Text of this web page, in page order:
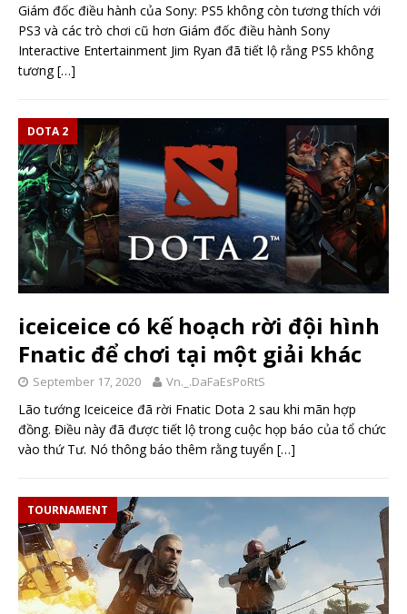
Giám đốc điều hành của Sony: PS5 không còn tương thích với
PS3 và các trò chơi cũ hơn Giám đốc điều hành Sony
Interactive Entertainment Jim Ryan đã tiết lộ rằng PS5 không
tương[…]
DOTA 2
iceiceice có kế hoạch rời đội hình
Fnatic để chơi tại một giải khác
September 17, 2020 Vn._.DaFaEsPoRtS
Lão tướng Iceiceice đã rời Fnatic Dota 2 sau khi mãn hợp
đồng. Điều này đã được tiết lộ trong cuộc họp báo của tổ chức
vào thứ Tư. Nó thông báo thêm rằng tuyển […]
TOURNAMENT